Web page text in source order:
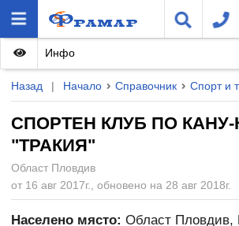
Назад | Начало Справочник Спорт и
СПОРТЕН КЛУБ ПО КАНУ-
"ТРАКИЯ"
Област Пловдив
от 16 авг 2017г., обновено на 28 авг 2018г.
Инфо
Населено място: Област Пловдив,